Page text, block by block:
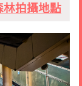
林拍攝地點